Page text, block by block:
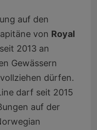
auf den
von Royal
seit 2013 an
Gewässern
dürfen.
darf seit 2015
auf der